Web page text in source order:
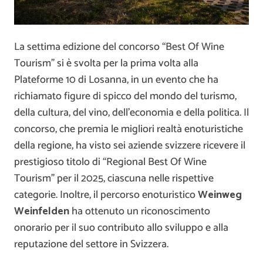
La settima edizione del concorso “Best Of Wine
Tourism” si è svolta per la prima volta alla
Plateforme 10 di Losanna, in un evento che ha
richiamato figure di spicco del mondo del turismo,
della cultura, del vino, dell’economia e della politica. Il
concorso, che premia le migliori realtà enoturistiche
della regione, ha visto sei aziende svizzere ricevere il
prestigioso titolo di “Regional Best Of Wine
Tourism” per il 2025, ciascuna nelle rispettive
categorie. Inoltre, il percorso enoturisticoWeinweg
Weinfeldenha ottenuto un riconoscimento
onorario per il suo contributo allo sviluppo e alla
reputazione del settore in Svizzera.